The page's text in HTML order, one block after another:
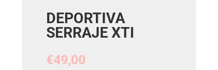
DEPORTIVA
SERRAJE XTI
€49,00